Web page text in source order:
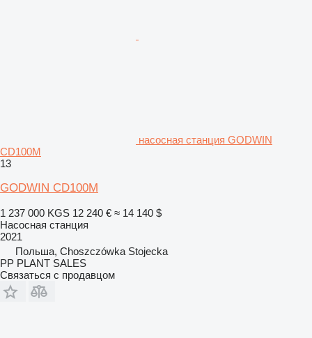
насосная станция GODWIN
CD100M
13
GODWIN CD100M
1 237 000 KGS 12 240 € ≈ 14 140 $
Насосная станция
2021
Польша, Choszczówka Stojecka
PP PLANT SALES
Связаться с продавцом